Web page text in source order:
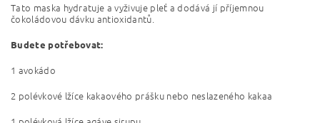
Tato maska hydratuje a vyživuje pleť a dodává jí příjemnou
čokoládovou dávku antioxidantů.
Budete potřebovat:
1 avokádo
2 polévkové lžíce kakaového prášku nebo neslazeného kakaa